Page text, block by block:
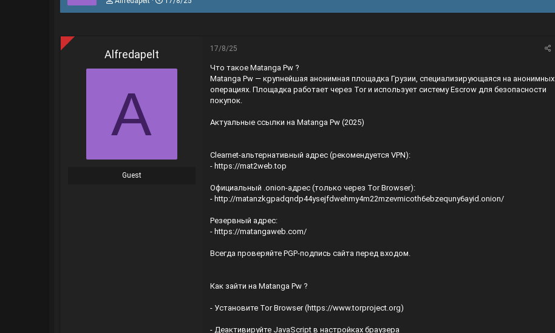
d
s
t
Alfredapelt
A
Guest
17/8/25
Что такое Matanga Pw ?
Matanga Pw — крупнейшая анонимная площадка Грузии, специализирующаяся на анонимных
операциях. Площадка работает через Tor и использует систему Escrow для безопасности
покупок.
Актуальные ссылки на Matanga Pw (2025)
Clearnet-альтернативный адрес (рекомендуется VPN):
- https://mat2web.top
Официальный .onion-адрес (только через Tor Browser):
- http://matanzkgpadqndp44ysejfdwehmy4m22mzevmicoth6ebzequny6ayid.onion/
Резервный адрес:
- https://matangaweb.com/
Всегда проверяйте PGP-подпись сайта перед входом.
Как зайти на Matanga Pw ?
- Установите Tor Browser (https://www.torproject.org)
- Деактивируйте JavaScript в настройках браузера